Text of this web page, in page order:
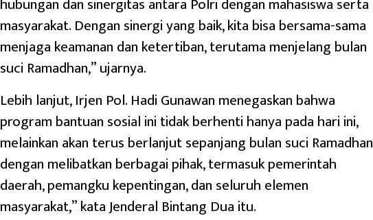
masyarakat. Dengan sinergi yang baik, kita bisa bersama-sama
menjaga keamanan dan ketertiban, terutama menjelang bulan
suci Ramadhan,” ujarnya.
Lebih lanjut, Irjen Pol. Hadi Gunawan menegaskan bahwa
program bantuan sosial ini tidak berhenti hanya pada hari ini,
melainkan akan terus berlanjut sepanjang bulan suci Ramadhan
dengan melibatkan berbagai pihak, termasuk pemerintah
daerah, pemangku kepentingan, dan seluruh elemen
masyarakat,” kata Jenderal Bintang Dua itu.